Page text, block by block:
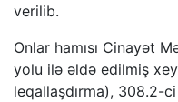
verilib.
Onlar hamısı Cinayət
yolu ilə əldə edilmiş
leqallaşdırma), 308.2-